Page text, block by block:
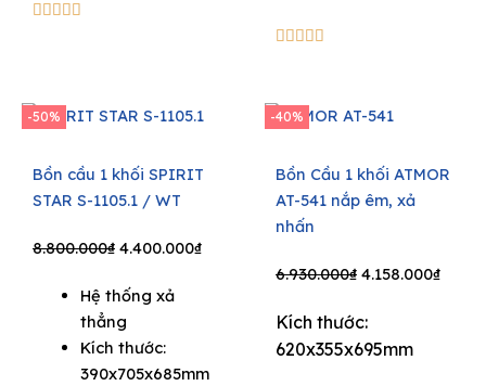
    
    
-50%
Bồn cầu 1 khối SPIRIT
STAR S-1105.1 / WT
8.800.000₫ Original
was:
8.800.000₫.
4.400.000₫Current
4.400.000₫.
Hệ thống xả
thẳng
Kích thước:
390x705x685mm
-40%
Bồn Cầu 1 khối ATMOR
AT-541 nắp êm, xả
nhấn
6.930.000₫ Original
was:
6.930.000₫.
4.158.000₫
Kích thước:
620x355x695mm